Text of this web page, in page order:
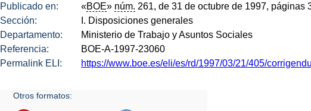
Publicado en: «BOE» núm. 261, de 31 de octubre de 1997, páginas
Sección:
I. Disposiciones generales
Departamento:
Ministerio de Trabajo y Asuntos Sociales
Referencia:
BOE-A-1997-23060
Permalink ELI:
https://www.boe.es/eli/es/rd/1997/03/21/405/
Otros formatos: